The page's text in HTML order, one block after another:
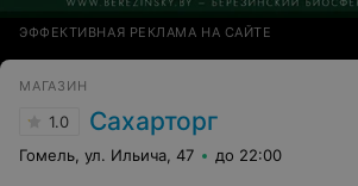
ЭФФЕКТИВНАЯ РЕКЛАМА НА САЙТЕ
МАГАЗИН
1.0 Сахарторг
Гомель, ул. Ильича, 47 до 22:00